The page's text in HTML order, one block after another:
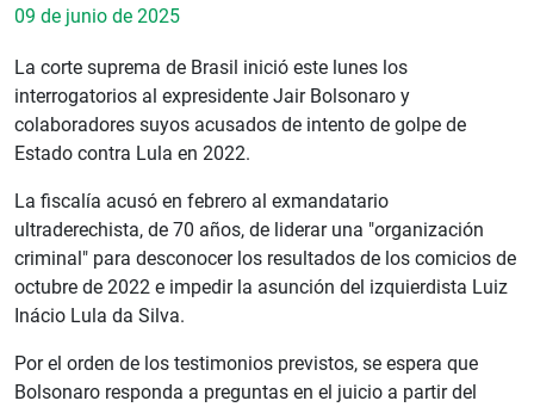
09 de junio de 2025
La corte suprema de Brasil inició este lunes los
interrogatorios al expresidente Jair Bolsonaro y
colaboradores suyos acusados de intento de golpe de
Estado contra Lula en 2022.
La fiscalía acusó en febrero al exmandatario
ultraderechista, de 70 años, de liderar una "organización
criminal" para desconocer los resultados de los comicios de
octubre de 2022 e impedir la asunción del izquierdista Luiz
Inácio Lula da Silva.
Por el orden de los testimonios previstos, se espera que
Bolsonaro responda a preguntas en el juicio a partir del